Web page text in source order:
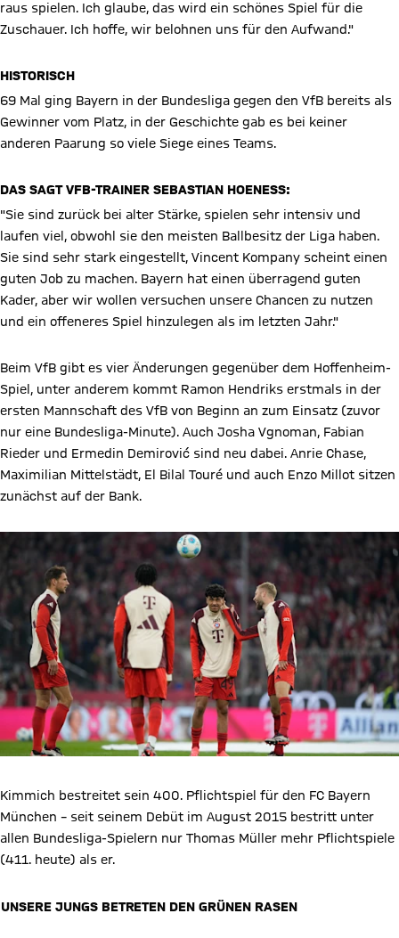
raus spielen. Ich glaube, das wird ein schönes Spiel für die
Zuschauer. Ich hoffe, wir belohnen uns für den Aufwand."
HISTORISCH
69 Mal ging Bayern in der Bundesliga gegen den VfB bereits als
Gewinner vom Platz, in der Geschichte gab es bei keiner
anderen Paarung so viele Siege eines Teams.
DAS SAGT VFB-TRAINER SEBASTIAN HOENESS:
"Sie sind zurück bei alter Stärke, spielen sehr intensiv und
laufen viel, obwohl sie den meisten Ballbesitz der Liga haben.
Sie sind sehr stark eingestellt, Vincent Kompany scheint einen
guten Job zu machen. Bayern hat einen überragend guten
Kader, aber wir wollen versuchen unsere Chancen zu nutzen
und ein offeneres Spiel hinzulegen als im letzten Jahr."
Beim VfB gibt es vier Änderungen gegenüber dem Hoffenheim-
Spiel, unter anderem kommt Ramon Hendriks erstmals in der
ersten Mannschaft des VfB von Beginn an zum Einsatz (zuvor
nur eine Bundesliga-Minute). Auch Josha Vgnoman, Fabian
Rieder und Ermedin Demirović sind neu dabei. Anrie Chase,
Maximilian Mittelstädt, El Bilal Touré und auch Enzo Millot sitzen
zunächst auf der Bank.
Kimmich bestreitet sein 400. Pflichtspiel für den FC Bayern
München – seit seinem Debüt im August 2015 bestritt unter
allen Bundesliga-Spielern nur Thomas Müller mehr Pflichtspiele
(411. heute) als er.
UNSERE JUNGS BETRETEN DEN GRÜNEN RASEN